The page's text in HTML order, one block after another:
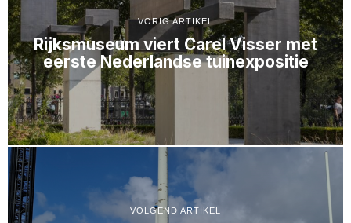
VORIG ARTIKEL
Rijksmuseum viert Carel Visser met
eerste Nederlandse tuinexpositie
VOLGEND ARTIKEL